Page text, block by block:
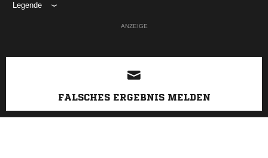
Legende
ANZEIGE
FALSCHES ERGEBNIS MELDEN